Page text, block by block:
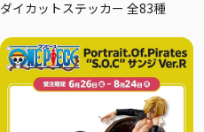
ダイカットステッカー 全83種